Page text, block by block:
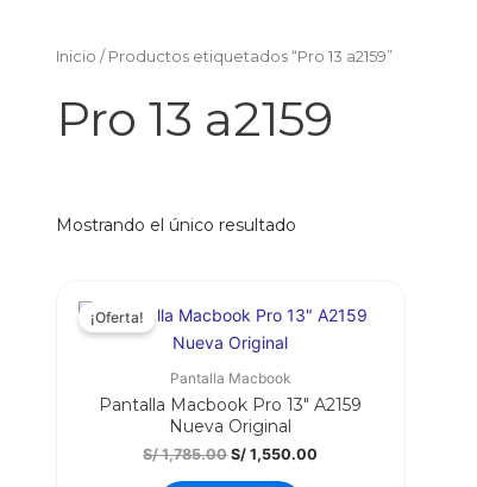
Inicio / Productos etiquetados “Pro 13 a2159”
Pro 13 a2159
Mostrando el único resultado
¡Oferta!
Pantalla Macbook
Pantalla Macbook Pro 13″ A2159
Nueva Original
S/1,785.00El
S/ 1,550.00